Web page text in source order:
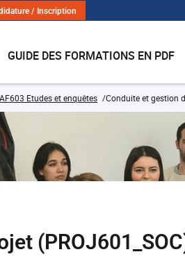
/ Inscription
GUIDE DES FORMATIONS EN PDF
Etudes et enquêtes Conduite et gestion